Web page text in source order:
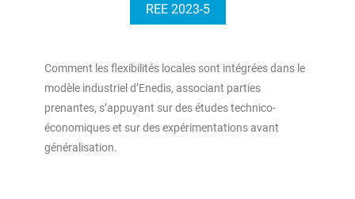
REE 2023-5
Comment les flexibilités locales sont intégrées dans le
modèle industriel d’Enedis, associant parties
prenantes, s’appuyant sur des études technico-
économiques et sur des expérimentations avant
généralisation.